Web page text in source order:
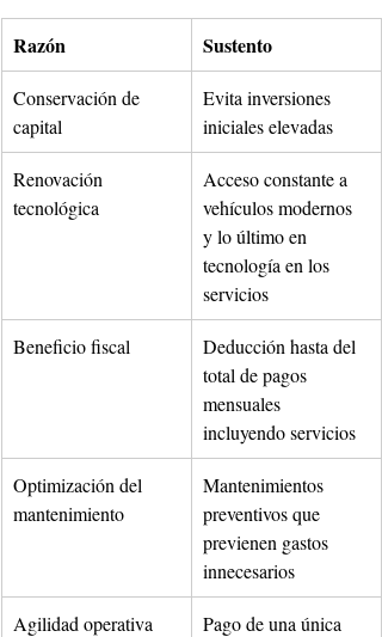
Razón Sustento
Conservación de
capital
Evita inversiones
iniciales elevadas
Renovación
tecnológica
Acceso constante a
vehículos modernos
y lo último en
tecnología en los
servicios
Beneficio fiscal
Deducción hasta del
total de pagos
mensuales
incluyendo servicios
Optimización del
mantenimiento
Mantenimientos
preventivos que
previenen gastos
innecesarios
Agilidad operativa
Pago de una única